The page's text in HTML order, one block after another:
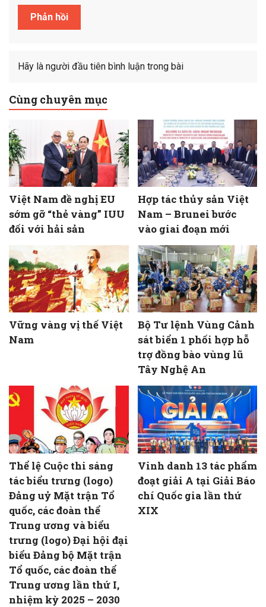
Hãy là người đầu tiên bình luận trong bài
Cùng chuyên mục
Việt Nam đề nghị EU
sớm gỡ “thẻ vàng” IUU
đối với hải sản
Hợp tác thủy sản Việt
Nam – Brunei bước
vào giai đoạn mới
Vững vàng vị thế Việt
Nam
Bộ Tư lệnh Vùng Cảnh
sát biển 1 phối hợp hỗ
trợ đồng bào vùng lũ
Tây Nghệ An
Thể lệ Cuộc thi sáng
tác biểu trưng (logo)
Đảng uỷ Mặt trận Tổ
quốc, các đoàn thể
Trung ương và biểu
trưng (logo) Đại hội đại
biểu Đảng bộ Mặt trận
Tổ quốc, các đoàn thể
Trung ương lần thứ I,
nhiệm kỳ 2025 – 2030
Vinh danh 13 tác phẩm
đoạt giải A tại Giải Báo
chí Quốc gia lần thứ
XIX